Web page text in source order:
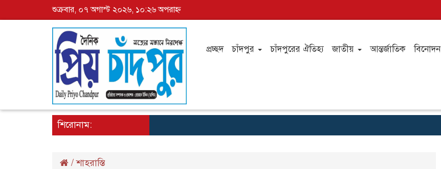
শুক্রবার, ০৭ অগাস্ট ২০২৬, ১০:২৬ অপরাহ্ন
প্রচ্ছদ চাঁদপুর চাঁদপুরের ঐতিহ্য জাতীয় আন্তর্জাতিক বিনোদন
শিরোনাম:
/শাহরাস্তি